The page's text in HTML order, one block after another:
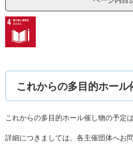
これからの多目的ホール
これからの多目的ホール催し物の予定
詳細につきましては、各主催団体へお